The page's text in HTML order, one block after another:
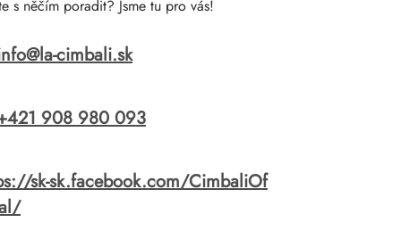
s něčím poradit? Jsme tu pro vás!
@la-cimbali.sk
908 980 093
sk-sk.facebook.com/CimbaliOf